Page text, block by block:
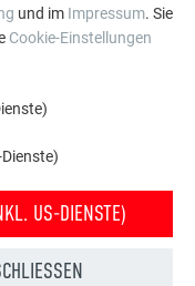
und im Impressum. Sie
Cookie-Einstellungen
US-DIENSTE)